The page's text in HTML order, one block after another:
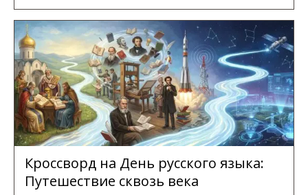
Кроссворд на День русского языка:
Путешествие сквозь века